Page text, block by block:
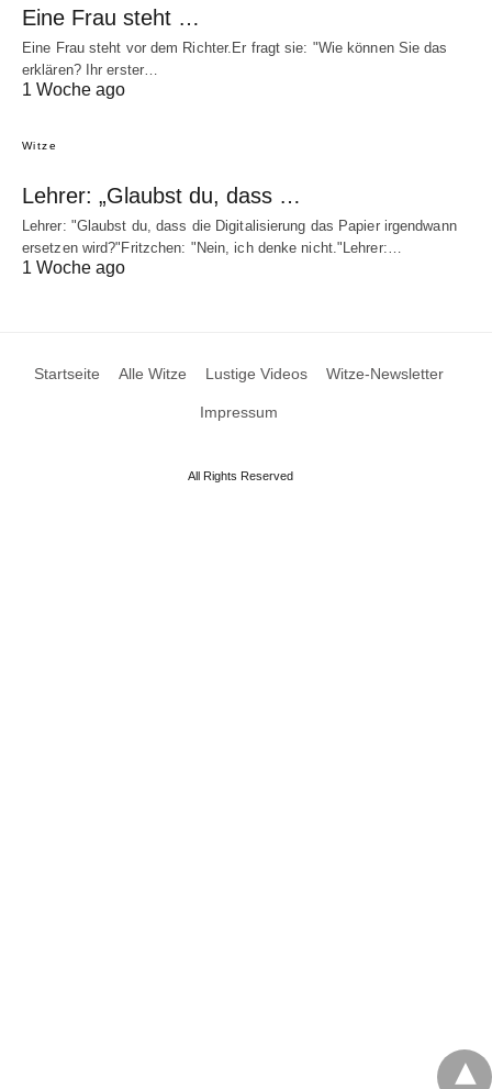
Eine Frau steht …
Eine Frau steht vor dem Richter.Er fragt sie: "Wie können Sie das
erklären? Ihr erster…
1 Woche ago
Witze
Lehrer: „Glaubst du, dass …
Lehrer: "Glaubst du, dass die Digitalisierung das Papier irgendwann
ersetzen wird?"Fritzchen: "Nein, ich denke nicht."Lehrer:…
1 Woche ago
Startseite Alle Witze Lustige Videos Witze-Newsletter
Impressum
All Rights Reserved